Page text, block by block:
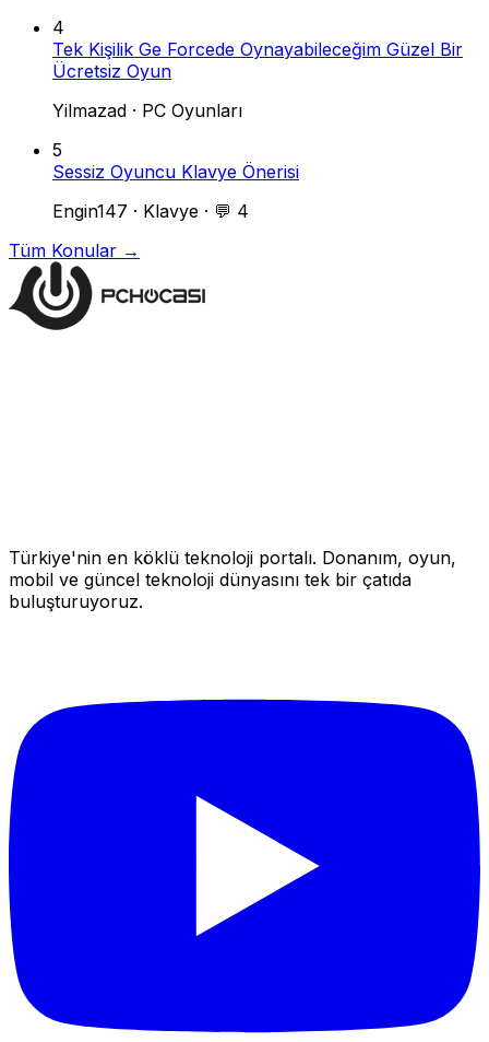
4
Tek Kişilik Ge Forcede Oynayabileceğim Güzel Bir
Ücretsiz Oyun
Yilmazad · PC Oyunları
5
Sessiz Oyuncu Klavye Önerisi
Engin147 · Klavye · 💬 4
Tüm Konular →
Türkiye'nin en köklü teknoloji portalı. Donanım, oyun,
mobil ve güncel teknoloji dünyasını tek bir çatıda
buluşturuyoruz.